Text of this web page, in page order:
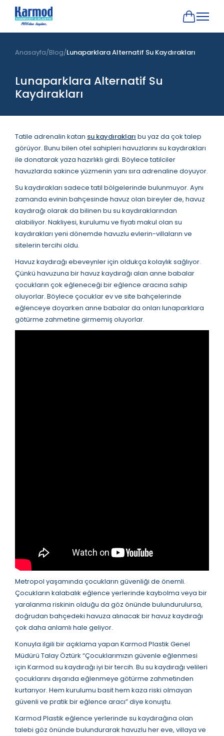
Anasayfa Blog Lunaparklara Alternatif Su Kaydırakları
Lunaparklara Alternatif Su
Kaydırakları
Tatile adrenalin katan su kaydırakları bu yaz da çok talep
görüyor. Bunu bilen otel sahipleri havuzlarını su kaydırakları
ile donatarak yaza hazırlıklı girdi. Böylece tatilciler
havuzlarda sakince yüzmenin yanı sıra adrenaline doyuyor.
Su kaydırakları sadece tatil bölgelerinde bulunmuyor. Aynı
zamanda evinin bahçesinde havuz olan bireyler de, havuz
kaydırağı olarak da bilinen bu su kaydıraklarından
alabiliyor. Nakliyesi, kurulumu ve fiyatı makul olan su
kaydırakları yeni dönemde havuzlu evlerin-villaların ve
sitelerin tercihi oldu.
Havuz kaydırağı ebeveynler için oldukça kolaylık sağlıyor.
Çünkü havuzuna bir havuz kaydırağı alan anne babalar
çocukların çok eğleneceği bir eğlence aracına sahip
oluyorlar. Böylece çocuklar ev ve site bahçelerinde
eğlenceye doyarken anne babalar da onları lunaparklara
götürme zahmetine girmemiş oluyorlar.
Metropol yaşamında çocukların güvenliği de önemli.
Çocukların kalabalık eğlence yerlerinde kaybolma veya bir
yaralanma riskinin olduğu da göz önünde bulundurulursa,
doğrudan bahçedeki havuza alınacak bir havuz kaydırağı
çok daha anlamlı hale geliyor.
Konuyla ilgili bir açıklama yapan Karmod Plastik Genel
Müdürü Talay Öztürk “Çocuklarımızın güvenle eğlenmesi
için Karmod su kaydırağı iyi bir tercih. Bu su kaydırağı velileri
çocuklarını dışarıda eğlenmeye götürme zahmetinden
kurtarıyor. Hem kurulumu basit hem kaza riski olmayan
güvenli ve pratik bir eğlence aracı” diye konuştu.
Karmod Plastik eğlence yerlerinde su kaydırağına olan
talebi göz önünde bulundurarak havuzlu her eve, villaya ve